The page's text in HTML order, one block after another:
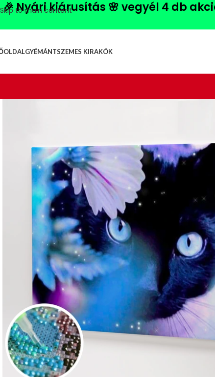
Skip to main content
🎉 Nyári kiárusítás 🌸 vegyél 4 db
GYÉMÁNTSZEMES KIRAKÓK